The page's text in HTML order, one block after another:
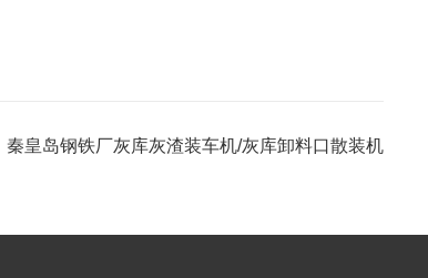
秦皇岛钢铁厂灰库灰渣装车机/灰库卸料口散装机